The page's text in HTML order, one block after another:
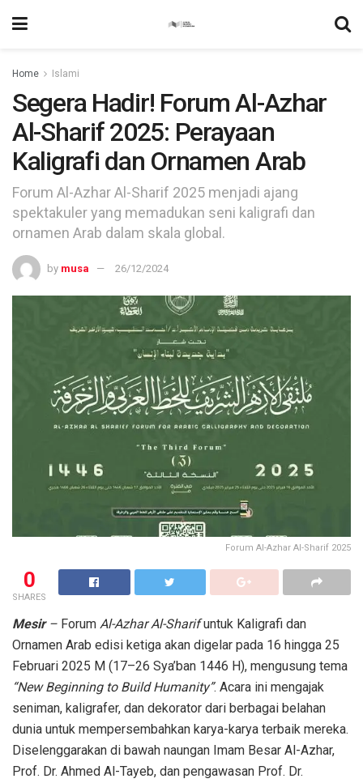
Home Islami
Segera Hadir! Forum Al-Azhar
Al-Sharif 2025: Perayaan
Kaligrafi dan Ornamen Arab
Forum Al-Azhar Al-Sharif 2025 menjadi ajang
spektakuler yang memadukan seni kaligrafi dan
ornamen Arab dalam skala global.
by musa 26/12/2024
Forum Al-Azhar Al-Sharif 2025
0
SHARES
Mesir– Forum Al-Azhar Al-Sharifuntuk Kaligrafi dan
Ornamen Arab edisi ketiga akan digelar pada 16 hingga 25
Februari 2025 M (17–26 Sya’ban 1446 H), mengusung tema
“New Beginning to Build Humanity”. Acara ini mengajak
seniman, kaligrafer, dan dekorator dari berbagai belahan
dunia untuk mempersembahkan karya-karya terbaik mereka.
Diselenggarakan di bawah naungan Imam Besar Al-Azhar,
Prof. Dr. Ahmed Al-Tayeb, dan pengawasan Prof. Dr.